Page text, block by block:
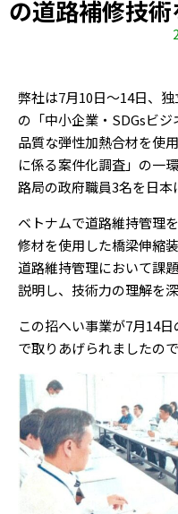
の道路補修技
弊社は7月10日～14日、独
の「中小企業・SDGsビ
品質な弾性加熱合材を使
に係る案件化調査」の一
路局の政府職員3名を日本
ベトナムで道路維持管理
修材を使用した橋梁伸縮
道路維持管理において課
説明し、技術力の理解を
この招へい事業が7月14
で取りあげられましたの